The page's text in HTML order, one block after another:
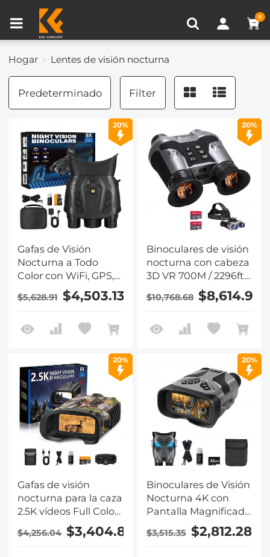
0
Hogar Lentes de visión nocturna
Predeterminado Filter
20%
Gafas de Visión
Nocturna a Todo
Color con WiFi, GPS,
Alcance de
300M/984FT y Tarjeta
$5,628.91 $4,503.13
20%
Binoculares de visión
nocturna con cabeza
3D VR 700M / 2296ft
6x zoom Kentfaith
$10,768.68 $8,614.94
20%
Gafas de visión
nocturna para la caza
2.5K vídeos Full Color
noche y día 300m
Rango Kentfaith
$4,256.04 $3,404.83
20%
Binoculares de Visión
Nocturna 4K con
Pantalla Magnificada
de 7" Botones
Retroiluminados
$3,515.35 $2,812.28